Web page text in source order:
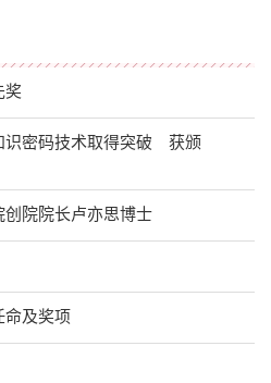
奖
识密码技术取得突破 获颁
院院长卢亦思博士
命及奖项